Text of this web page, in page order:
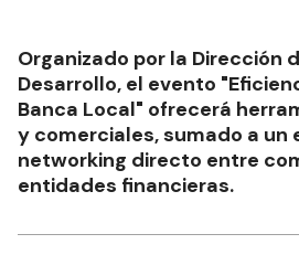
Organizado por la Dirección
Desarrollo, el evento
Banca Local" ofrecerá
y comerciales, sumado a un
networking directo entre
entidades financieras.